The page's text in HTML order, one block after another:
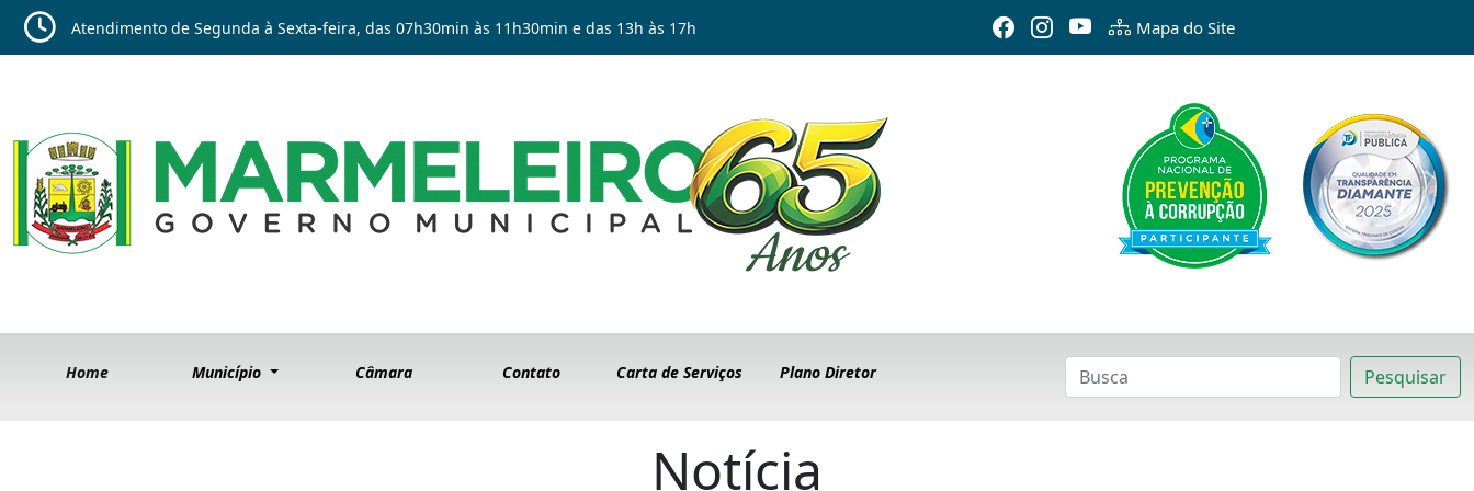
Atendimento de Segunda à Sexta-feira, das 07h30min às 11h30min e das 13h às 17h Mapa do Site
Home Município Câmara Contato Carta de Serviços Plano Diretor Pesquisar
Notícia